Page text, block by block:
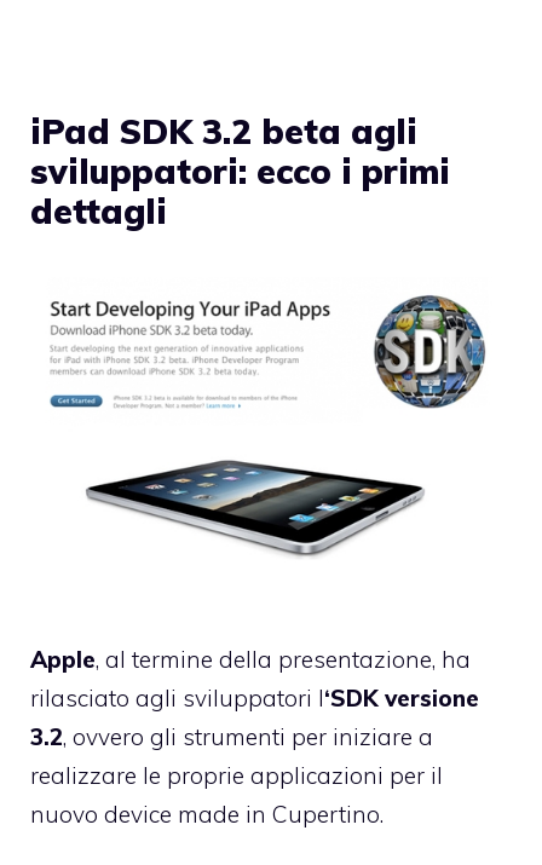
iPad SDK 3.2 beta agli
sviluppatori: ecco i primi
dettagli
Apple, al termine della presentazione, ha
rilasciato agli sviluppatori l‘SDK versione
3.2, ovvero gli strumenti per iniziare a
realizzare le proprie applicazioni per il
nuovo device made in Cupertino.